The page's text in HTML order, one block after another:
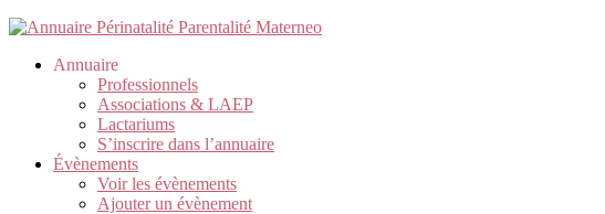
Annuaire
Professionnels
Associations & LAEP
Lactariums
S’inscrire dans l’annuaire
Évènements
Voir les évènements
Ajouter un évènement